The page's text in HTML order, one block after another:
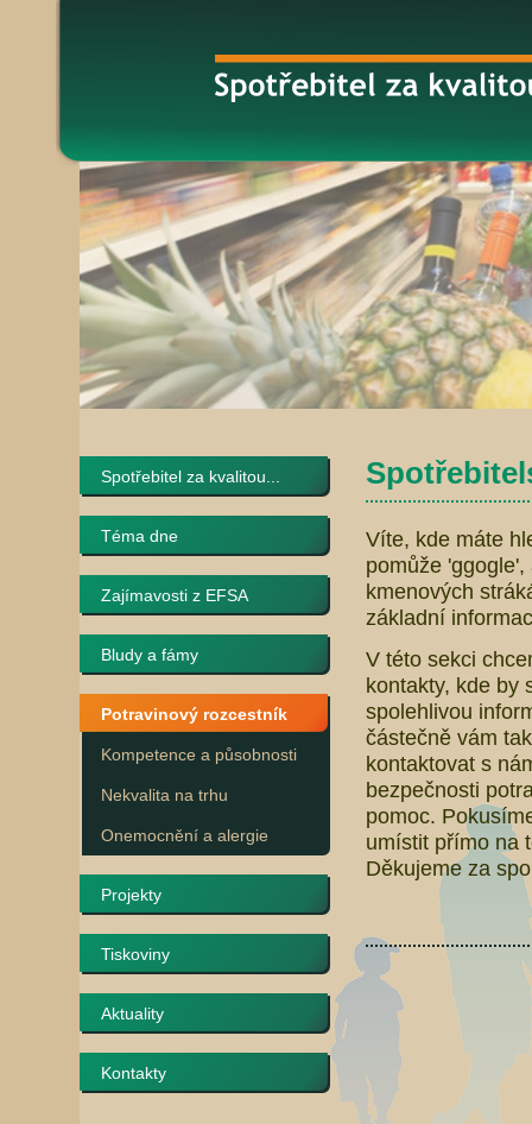
Spotřebitel za kvalitou...
Téma dne
Zajímavosti z EFSA
Bludy a fámy
Potravinový rozcestník
Kompetence a působnosti
Nekvalita na trhu
Onemocnění a alergie
Projekty
Tiskoviny
Aktuality
Kontakty
Víte, kde máte
pomůže
kmenových
základní
V této sekci
kontakty, kde by
spolehlivou
částečně vám
kontaktovat s
bezpečnosti
pomoc.
umístit přímo na
Děkujeme za